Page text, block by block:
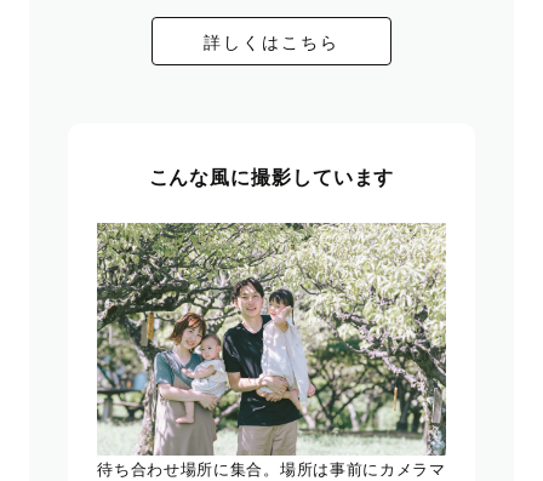
詳しくはこちら
こんな風に撮影しています
待ち合わせ場所に集合。場所は事前にカメラマ